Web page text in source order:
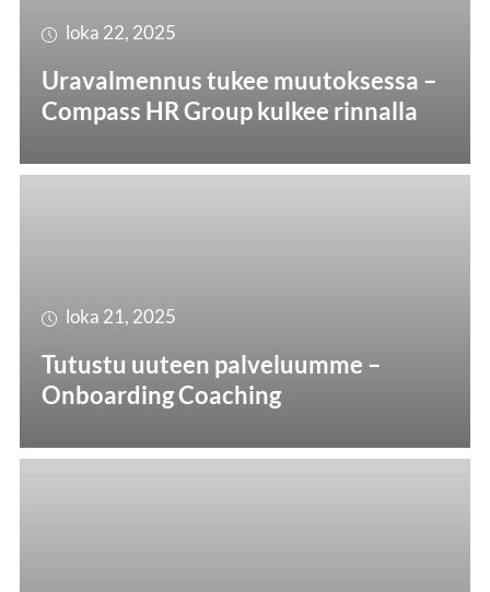
loka 22, 2025
Uravalmennus tukee muutoksessa –
Compass HR Group kulkee rinnalla
loka 21, 2025
Tutustu uuteen palveluumme –
Onboarding Coaching